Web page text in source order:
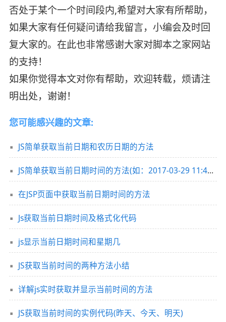
否处于某个一个时间段内,希望对大家有所帮助，
如果大家有任何疑问请给我留言，小编会及时回
复大家的。在此也非常感谢大家对脚本之家网站
的支持！
如果你觉得本文对你有帮助，欢迎转载，烦请注
明出处，谢谢！
您可能感兴趣的文章:
JS简单获取当前日期和农历日期的方法
JS简单获取当前日期时间的方法(如：2017-03-29 11:41:10 星期四)
在JSP页面中获取当前日期时间的方法
Js获取当前日期时间及格式化代码
js显示当前日期时间和星期几
JS获取当前时间的两种方法小结
详解js实时获取并显示当前时间的方法
JS获取当前时间的实例代码(昨天、今天、明天)